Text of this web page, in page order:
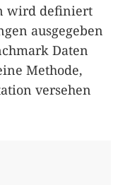
wird definiert
ausgegeben
Daten
Methode,
versehen